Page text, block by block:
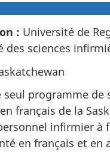
: Université de
des sciences
seul programme de
français de la
infirmier à
en français et en